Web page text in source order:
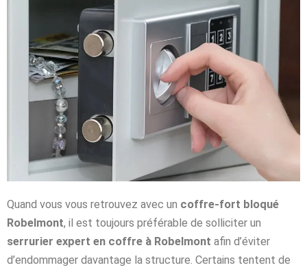
Quand vous vous retrouvez avec un coffre-fort bloqué
Robelmont, il est toujours préférable de solliciter un
serrurier expert en coffre à Robelmont afin d’éviter
d’endommager davantage la structure. Certains tentent de